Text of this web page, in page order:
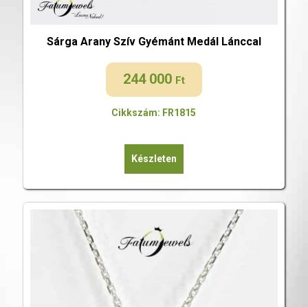
Sárga Arany Szív Gyémánt Medál Lánccal
244 000 Ft
Cikkszám: FR1815
Készleten